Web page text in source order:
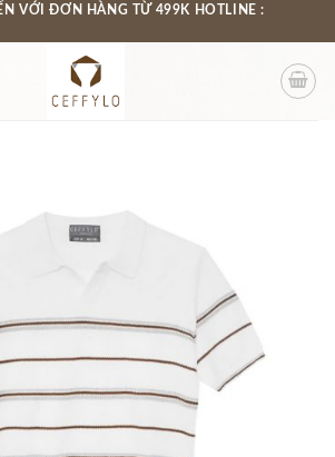
VỚI ĐƠN HÀNG TỪ 499K HOTLINE :